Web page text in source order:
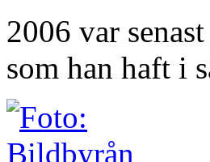
2006 var
som han haft i